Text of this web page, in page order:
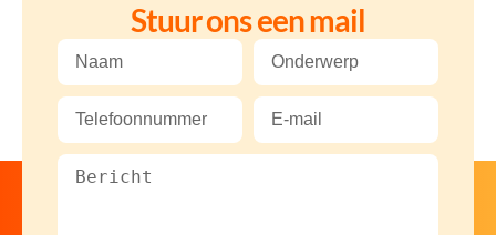
Stuur ons een mail